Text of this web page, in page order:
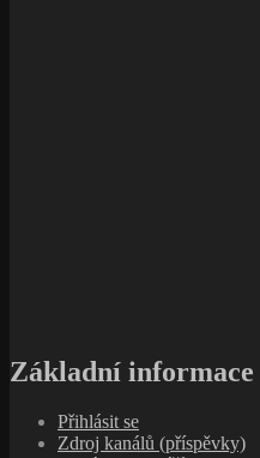
Základní informace
Přihlásit se
Zdroj kanálů (příspěvky)